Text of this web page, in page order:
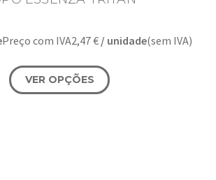
Preço com IVA2,47€ / unidade(sem IVA)
VER OPÇÕES